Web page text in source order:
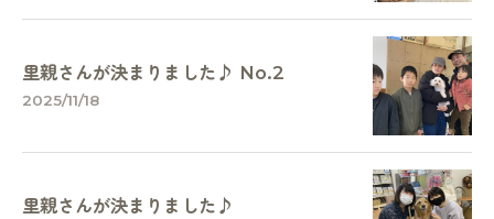
里親さんが決まりました♪ No.2
2025/11/18
里親さんが決まりました♪